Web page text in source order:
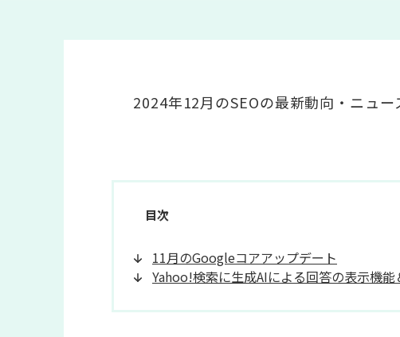
2024年12月のSEOの最新動向・ニュー
目次
11月のGoogleコアアップデート
Yahoo!検索に生成AIによる回答の表示機